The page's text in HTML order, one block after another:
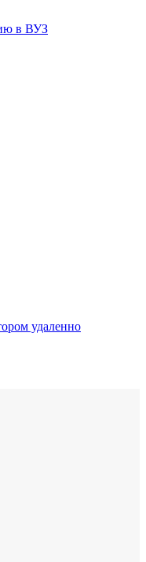
в ВУЗ
удаленно